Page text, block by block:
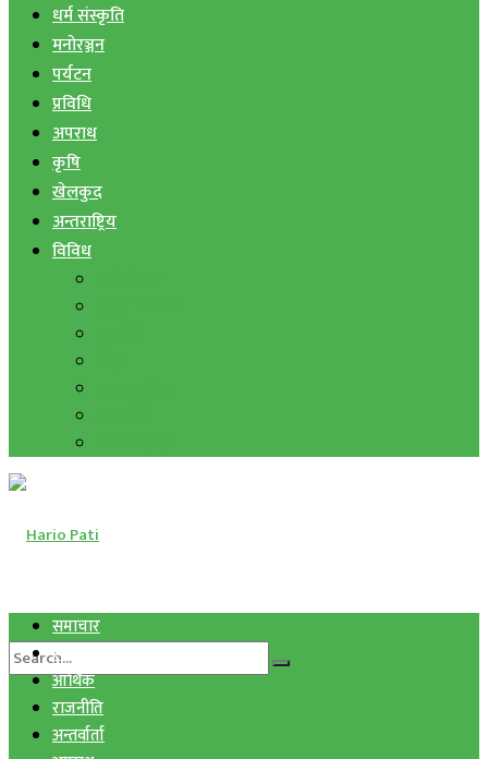
धर्म संस्कृति
मनोरञ्जन
पर्यटन
प्रविधि
अपराध
कृषि
खेलकुद
अन्तराष्ट्रिय
विविध
समाचार
स्वास्थ्य
आर्थिक
राजनीति
अन्तर्वार्ता